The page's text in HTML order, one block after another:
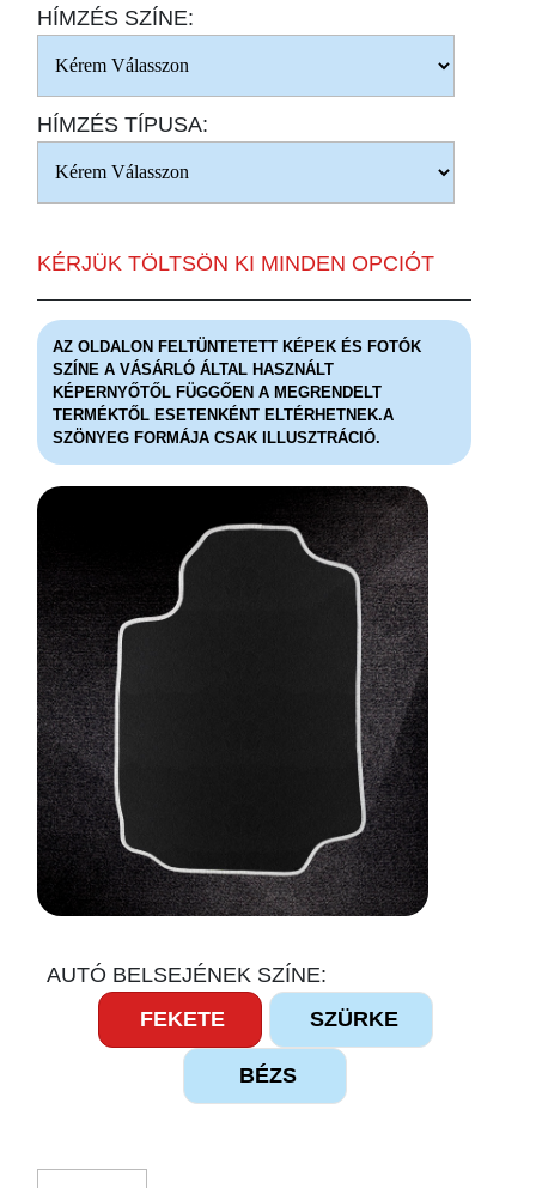
HÍMZÉS SZÍNE:
HÍMZÉS TÍPUSA:
KÉRJÜK TÖLTSÖN KI MINDEN OPCIÓT
AZ OLDALON FELTÜNTETETT KÉPEK ÉS FOTÓK
SZÍNE A VÁSÁRLÓ ÁLTAL HASZNÁLT
KÉPERNYŐTŐL FÜGGŐEN A MEGRENDELT
TERMÉKTŐL ESETENKÉNT ELTÉRHETNEK.A
SZÖNYEG FORMÁJA CSAK ILLUSZTRÁCIÓ.
AUTÓ BELSEJÉNEK SZÍNE:
FEKETE
SZÜRKE
BÉZS